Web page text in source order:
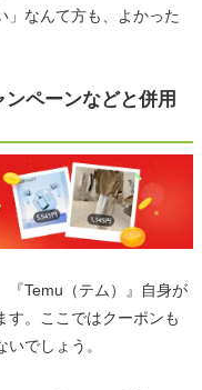
」なんて方も、よかった
ペーンなどと併用
『Temu（テム）』自身が
す。ここではクーポンも
でしょう。